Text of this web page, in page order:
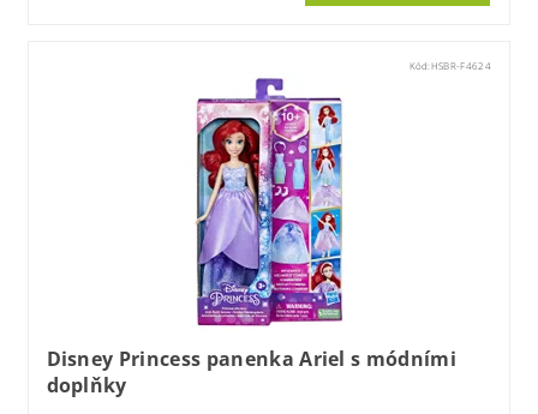
Kód: HSBR-F4624
Disney Princess panenka Ariel s módními
doplňky